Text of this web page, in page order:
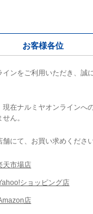
お客様各位
インをご利用いただき、誠
現在ナルミヤオンラインへ
ん。
にて、お買い求めください
天市場店
ショッピング店
店